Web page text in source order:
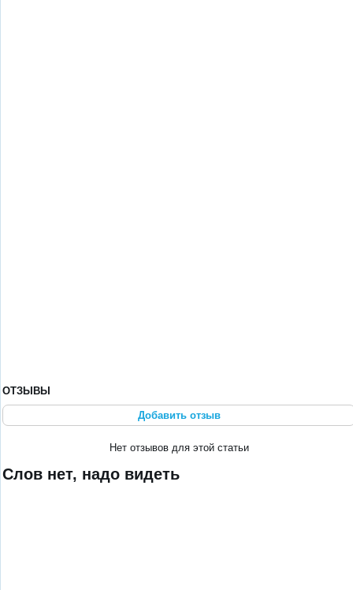
ОТЗЫВЫ
Добавить отзыв
Нет отзывов для этой статьи
Слов нет, надо видеть